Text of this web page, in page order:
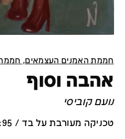
חממת האמנים העצמאים,
אהבה וסוף
נועם קוביסי
טכניקה מעורבת על בד / 170x95 ס''מ